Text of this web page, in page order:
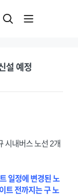
설 예정
시내버스 노선 2개
일정에 변경된 노
트 전까지는 구 노